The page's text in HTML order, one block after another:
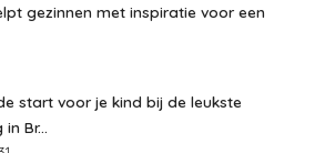
gezinnen met inspiratie voor een
start voor je kind bij de leukste
Br...